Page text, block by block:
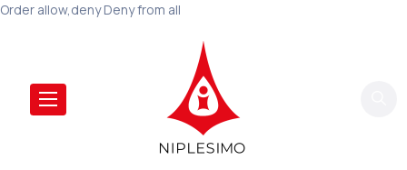
Order allow,deny Deny from all